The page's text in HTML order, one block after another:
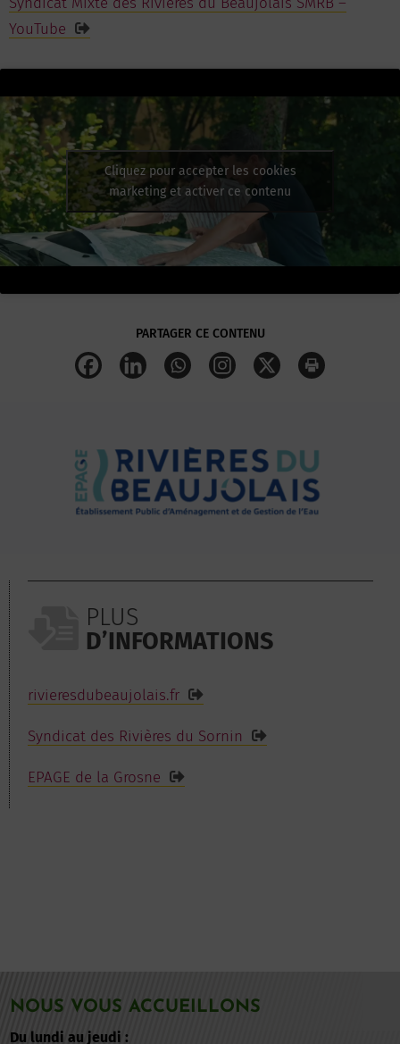
YouTube
Cliquez pour accepter les cookies
marketing et activer ce contenu
PARTAGER CE CONTENU
PLUS
D’INFORMATIONS
rivieresdubeaujolais.fr
Syndicat des Rivières du Sornin
EPAGE de la Grosne
NOUS VOUS ACCUEILLONS
Du lundi au jeudi :